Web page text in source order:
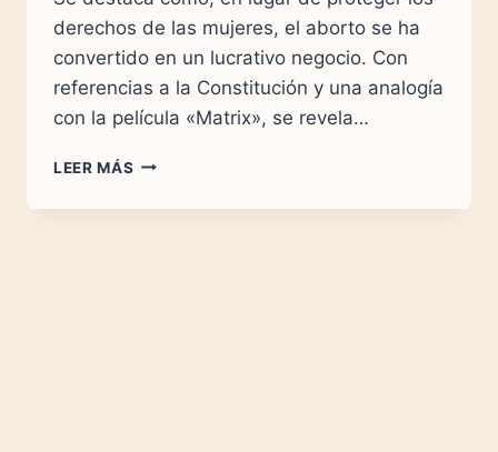
derechos de las mujeres, el aborto se ha
convertido en un lucrativo negocio. Con
referencias a la Constitución y una analogía
con la película «Matrix», se revela…
LEER MÁS DESMONTANDO
MITO